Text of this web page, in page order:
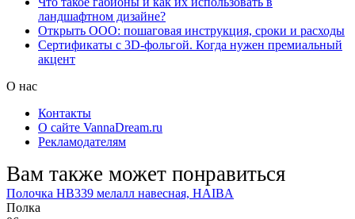
ландшафтном дизайне?
Открыть ООО: пошаговая инструкция, сроки и расходы
Сертификаты с 3D-фольгой. Когда нужен премиальный
акцент
О нас
Контакты
О сайте VannaDream.ru
Рекламодателям
Вам также может понравиться
Полочка HB339 мелалл навесная, HAIBA
Полка